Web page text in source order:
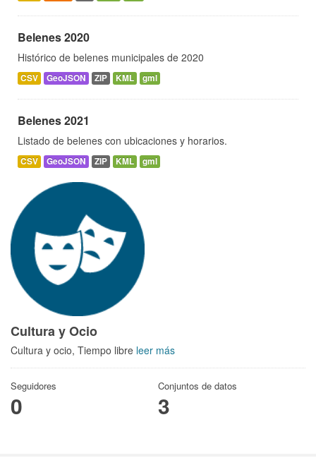
Belenes 2020
Histórico de belenes municipales de 2020
CSV GeoJSON ZIP KML gml
Belenes 2021
Listado de belenes con ubicaciones y horarios.
CSV GeoJSON ZIP KML gml
Cultura y Ocio
Cultura y ocio, Tiempo libre leer más
Seguidores
0
Conjuntos de datos
3